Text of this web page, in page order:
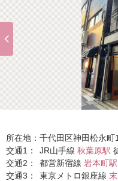
所在地： 千代田区神田松永町
交通1：
JR山手線 秋葉原駅
交通2：
都営新宿線 岩本町駅
交通3：
東京メトロ銀座線